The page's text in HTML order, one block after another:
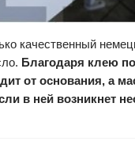
качественный
Благодаря клею
от основания, а
в ней возникнет